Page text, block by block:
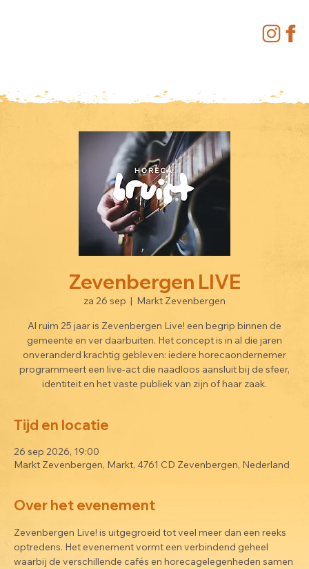
Zevenbergen LIVE
za 26 sep
  |
Markt Zevenbergen
Al ruim 25 jaar is Zevenbergen Live! een begrip binnen de
gemeente en ver daarbuiten. Het concept is in al die jaren
onveranderd krachtig gebleven: iedere horecaondernemer
programmeert een live-act die naadloos aansluit bij de sfeer,
identiteit en het vaste publiek van zijn of haar zaak.
Tijd en locatie
26 sep 2026, 19:00
Markt Zevenbergen, Markt, 4761 CD Zevenbergen, Nederland
Over het evenement
Zevenbergen Live! is uitgegroeid tot veel meer dan een reeks
optredens. Het evenement vormt een verbindend geheel
waarbij de verschillende cafés en horecagelegenheden samen